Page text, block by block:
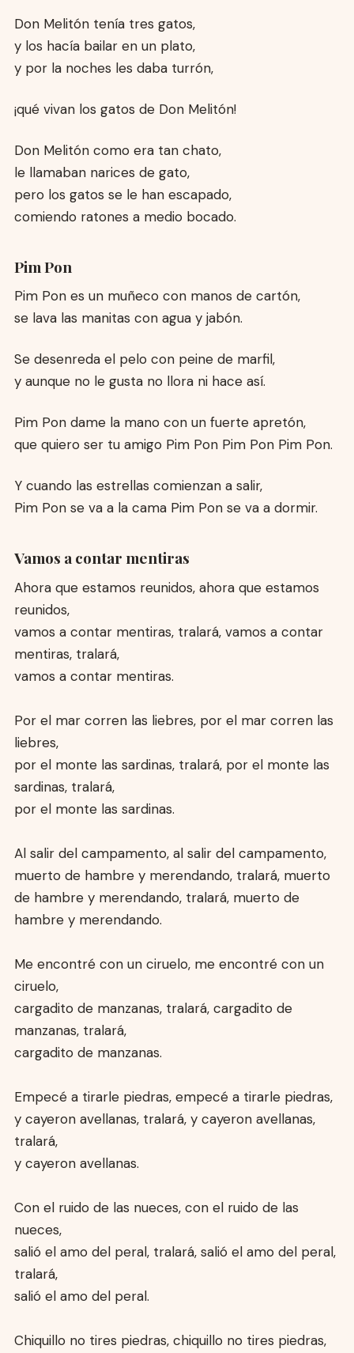
Don Melitón tenía tres gatos,
y los hacía bailar en un plato,
y por la noches les daba turrón,
¡qué vivan los gatos de Don Melitón!
Don Melitón como era tan chato,
le llamaban narices de gato,
pero los gatos se le han escapado,
comiendo ratones a medio bocado.
Pim Pon
Pim Pon es un muñeco con manos de cartón,
se lava las manitas con agua y jabón.
Se desenreda el pelo con peine de marfil,
y aunque no le gusta no llora ni hace así.
Pim Pon dame la mano con un fuerte apretón,
que quiero ser tu amigo Pim Pon Pim Pon Pim Pon.
Y cuando las estrellas comienzan a salir,
Pim Pon se va a la cama Pim Pon se va a dormir.
Vamos a contar mentiras
Ahora que estamos reunidos, ahora que estamos
reunidos,
vamos a contar mentiras, tralará, vamos a contar
mentiras, tralará,
vamos a contar mentiras.
Por el mar corren las liebres, por el mar corren las
liebres,
por el monte las sardinas, tralará, por el monte las
sardinas, tralará,
por el monte las sardinas.
Al salir del campamento, al salir del campamento,
muerto de hambre y merendando, tralará, muerto
de hambre y merendando, tralará, muerto de
hambre y merendando.
Me encontré con un ciruelo, me encontré con un
ciruelo,
cargadito de manzanas, tralará, cargadito de
manzanas, tralará,
cargadito de manzanas.
Empecé a tirarle piedras, empecé a tirarle piedras,
y cayeron avellanas, tralará, y cayeron avellanas,
tralará,
y cayeron avellanas.
Con el ruido de las nueces, con el ruido de las
nueces,
salió el amo del peral, tralará, salió el amo del peral,
tralará,
salió el amo del peral.
Chiquillo no tires piedras, chiquillo no tires piedras,